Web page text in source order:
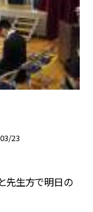
23
先生方で明日の